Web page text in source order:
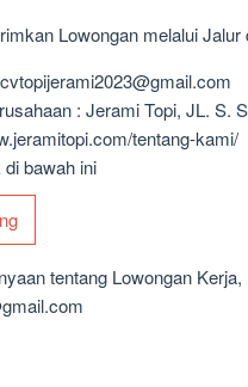
Lowongan melalui Jalur
: Jerami Topi, JL. S.
tentang-kami/
bawah ini
tentang Lowongan